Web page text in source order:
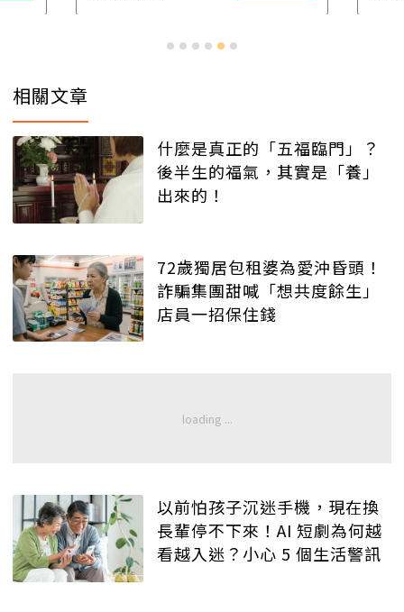
相關文章
什麼是真正的「五福臨門」？
後半生的福氣，其實是「養」
出來的！
72歲獨居包租婆為愛沖昏頭！
詐騙集團甜喊「想共度餘生」
店員一招保住錢
以前怕孩子沉迷手機，現在換
長輩停不下來！AI 短劇為何越
看越入迷？小心 5 個生活警訊